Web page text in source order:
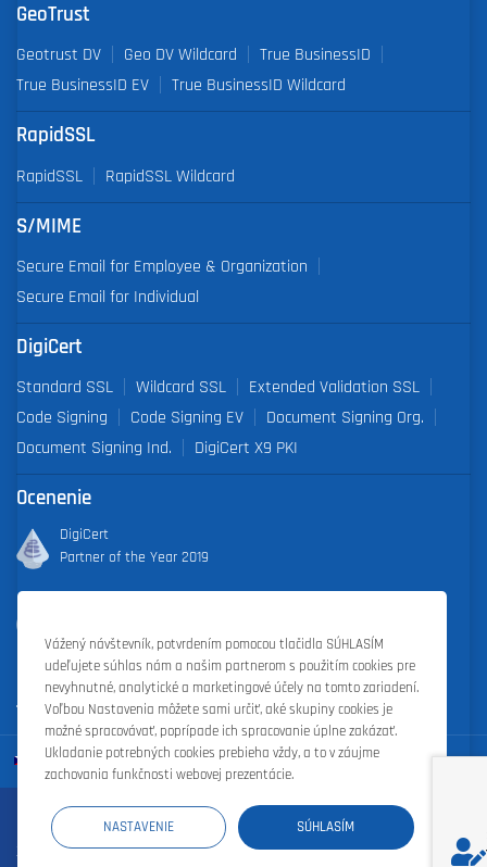
GeoTrust
Geotrust DV Geo DV Wildcard
True BusinessID
True BusinessID EV
True BusinessID Wildcard
RapidSSL
RapidSSL RapidSSL Wildcard
S/MIME
Secure Email for Employee & Organization
Secure Email for Individual
DigiCert
Standard SSL Wildcard SSL
Extended Validation SSL
Code Signing
Code Signing EV
Document Signing Org.
Document Signing Ind.
DigiCert X9 PKI
Ocenenie
DigiCert
Partner of the Year 2019
2022
Registrácia domén Webhosting| Webové stránky Zoner Cloud|
Zoner Photo Studio|Zoner s.r.o.
Vážený návštevník, potvrdením pomocou tlačidla SÚHLASÍM
udeľujete súhlas nám a našim partnerom s použitím cookies pre
nevyhnutné, analytické a marketingové účely na tomto zariadení.
Voľbou Nastavenia môžete sami určiť, aké skupiny cookies je
možné spracovávať, poprípade ich spracovanie úplne zakázať.
Ukladanie potrebných cookies prebieha vždy, a to v záujme
zachovania funkčnosti webovej prezentácie.
NASTAVENIE SÚHLASÍM